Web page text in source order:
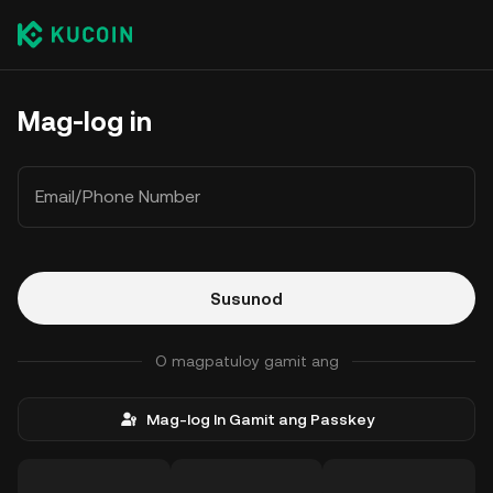
Mag-log in
Email/Phone Number
Susunod
O magpatuloy gamit ang
Mag-log In Gamit ang Passkey